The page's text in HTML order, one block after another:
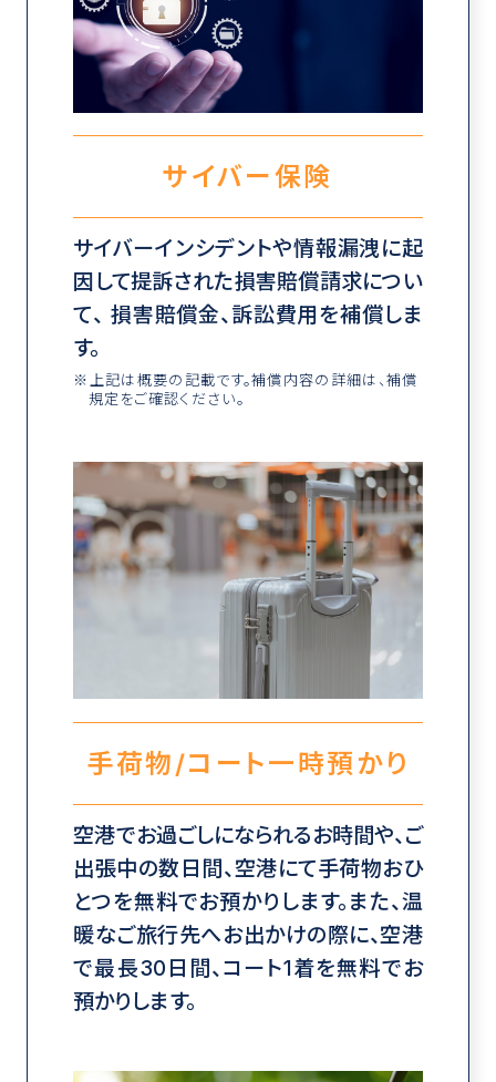
サイバー保険
サイバーインシデントや情報漏洩に起
因して提訴された損害賠償請求につい
て、 損害賠償金、訴訟費用を補償しま
す。
上記は概要の記載です。補償内容の詳細は、補償
規定をご確認ください。
手荷物/コート一時預かり
空港でお過ごしになられるお時間や、ご
出張中の数日間、空港にて手荷物おひ
とつを無料でお預かりします。また、温
暖なご旅行先へお出かけの際に、空港
で最長30日間、コート1着を無料でお
預かりします。